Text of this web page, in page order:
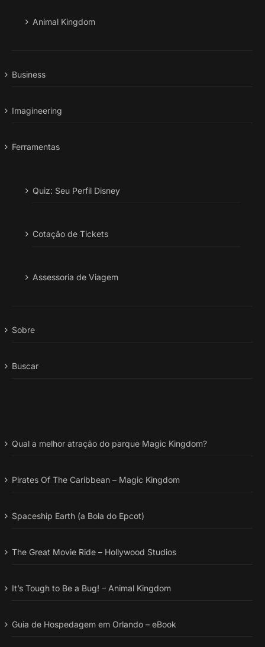
Animal Kingdom
Business
Imagineering
Ferramentas
Quiz: Seu Perfil Disney
Cotação de Tickets
Assessoria de Viagem
Sobre
Buscar
Qual a melhor atração do parque Magic Kingdom?
Pirates Of The Caribbean – Magic Kingdom
Spaceship Earth (a Bola do Epcot)
The Great Movie Ride – Hollywood Studios
It’s Tough to Be a Bug! – Animal Kingdom
Guia de Hospedagem em Orlando – eBook